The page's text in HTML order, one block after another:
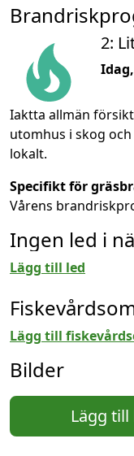
2:
Iaktta allmän
utomhus i skog
lokalt.
Specifikt för
Vårens
Ingen led i
Lägg till led
Lägg till
Bilder
Lägg